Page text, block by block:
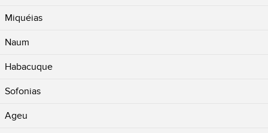
Miquéias
Naum
Habacuque
Sofonias
Ageu